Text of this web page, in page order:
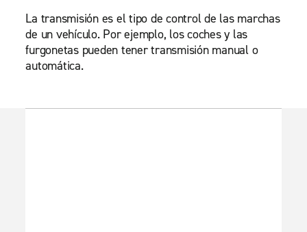
La transmisión es el tipo de control de las marchas
de un vehículo. Por ejemplo, los coches y las
furgonetas pueden tener transmisión manual o
automática.